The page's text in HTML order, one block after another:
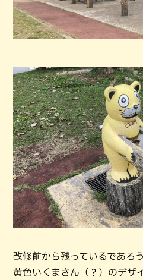
改修前から残っているであろ
黄色いくまさん（？）のデザ